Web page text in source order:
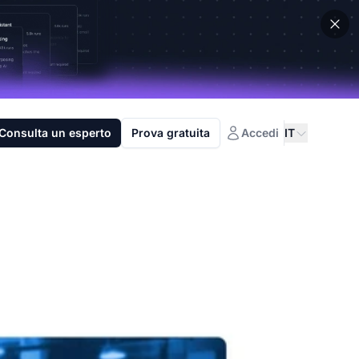
un esperto Prova gratuita Accedi IT